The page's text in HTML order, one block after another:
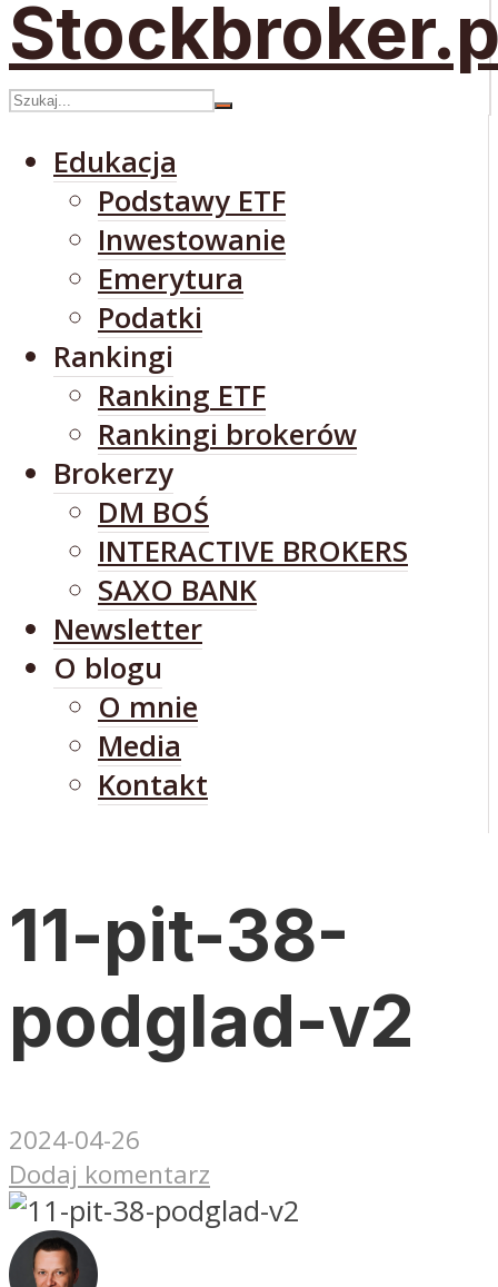
Edukacja
Podstawy ETF
Inwestowanie
Emerytura
Podatki
Rankingi
Ranking ETF
Rankingi brokerów
Brokerzy
DM BOŚ
INTERACTIVE BROKERS
SAXO BANK
Newsletter
O blogu
O mnie
Media
Kontakt
11-pit-38-
podglad-v2
2024-04-26
Dodaj komentarz